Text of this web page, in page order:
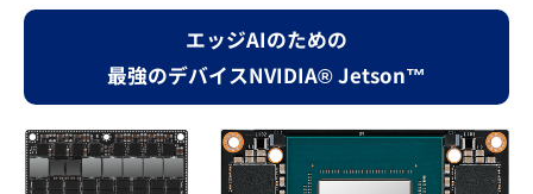
エッジAIのための
最強のデバイスNVIDIA® Jetson™